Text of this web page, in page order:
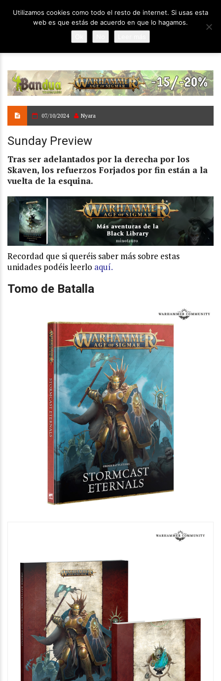
07/10/2024 Nyara
Sunday Preview
Tras ser adelantados por la derecha por los
Skaven, los refuerzos Forjados por fin están a la
vuelta de la esquina.
Recordad que si queréis saber más sobre estas
unidades podéis leerlo aquí.
Tomo de Batalla
Utilizamos cookies como todo el resto de internet. Si usas esta
web es que estás de acuerdo en que lo hagamos.